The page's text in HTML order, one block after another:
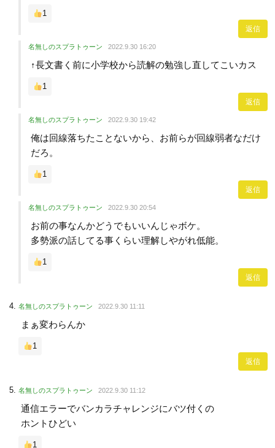
1
返信
名無しのスプラトゥーン 2022.9.30 16:20
↑長文書く前に小学校から読解の勉強し直してこいカス
1
返信
名無しのスプラトゥーン 2022.9.30 19:42
俺は回線落ちたことないから、お前らが回線弱者なだけ
だろ。
1
返信
名無しのスプラトゥーン 2022.9.30 20:54
お前の事なんかどうでもいいんじゃボケ。
多勢派の話してる事くらい理解しやがれ低能。
1
返信
名無しのスプラトゥーン 2022.9.30 11:11
まぁ変わらんか
1
返信
名無しのスプラトゥーン 2022.9.30 11:12
通信エラーでバンカラチャレンジにバツ付くの
ホントひどい
1